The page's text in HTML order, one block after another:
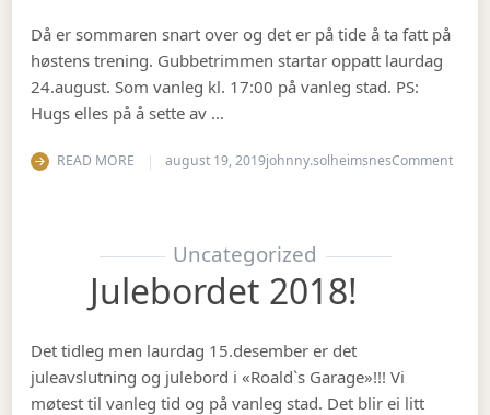
Då er sommaren snart over og det er på tide å ta fatt på
høstens trening. Gubbetrimmen startar oppatt laurdag
24.august. Som vanleg kl. 17:00 på vanleg stad. PS:
Hugs elles på å sette av …
READ MORE august 19, 2019johnny.solheimsnesCommenton
Uncategorized
Julebordet 2018!
Det tidleg men laurdag 15.desember er det
juleavslutning og julebord i «Roald`s Garage»!!! Vi
møtest til vanleg tid og på vanleg stad. Det blir ei litt